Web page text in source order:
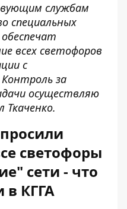
службам
специальных
всех светофоров
с
за
осуществляю
Ткаченко.
светофоры
сети - что
в КГГА